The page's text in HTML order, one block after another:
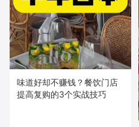
味道好却不赚钱？餐饮门店
提高复购的3个实战技巧